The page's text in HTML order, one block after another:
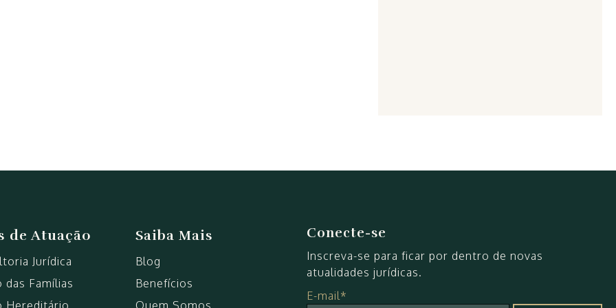
de Atuação
Jurídica
das Famílias
Hereditário
Saiba Mais
Blog
Benefícios
Quem Somos
Conecte-se
Inscreva-se para ficar por dentro de novas
atualidades jurídicas.
E-mail*